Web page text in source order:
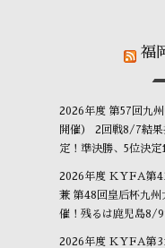
福
2026年度 第57回九
開催） 2回戦8/7結
定！準決勝、5位決
2026年度 KYFA第
兼 第48回皇后杯九
催！残るは鹿児島8/9
2026年度 KYFA第